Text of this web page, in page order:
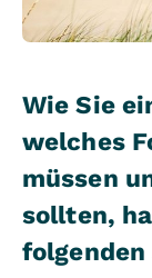
Wie Sie
welches
müssen
sollten,